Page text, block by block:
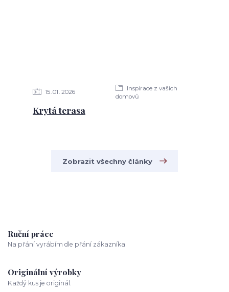
15 01 2026
Inspirace z vašich
domovů
Krytá terasa
Zobrazit všechny články
Ruční práce
Na přání vyrábím dle přání zákazníka.
Originální výrobky
Každý kus je originál.